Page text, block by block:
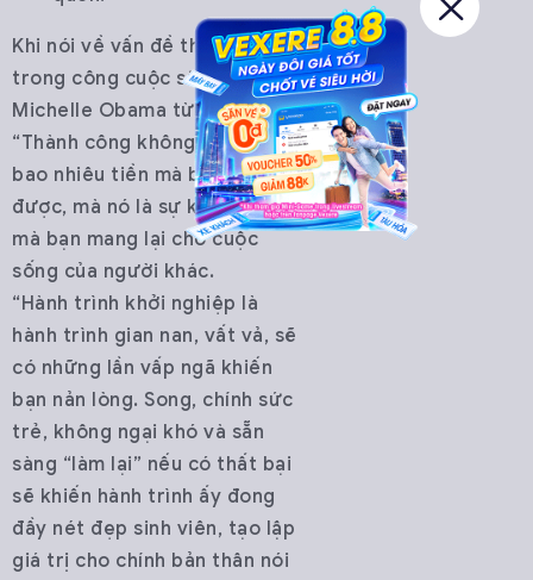
Khi nói về vấn đề thành công
trong công cuộc start-up,
Michelle Obama từng nói:
“Thành công không đến từ
bao nhiêu tiền mà bạn kiếm
được, mà nó là sự khác biệt
mà bạn mang lại cho cuộc
sống của người khác.
“Hành trình khởi nghiệp là
hành trình gian nan, vất vả, sẽ
có những lần vấp ngã khiến
bạn nản lòng. Song, chính sức
trẻ, không ngại khó và sẵn
sàng “làm lại” nếu có thất bại
sẽ khiến hành trình ấy đong
đầy nét đẹp sinh viên, tạo lập
giá trị cho chính bản thân nói